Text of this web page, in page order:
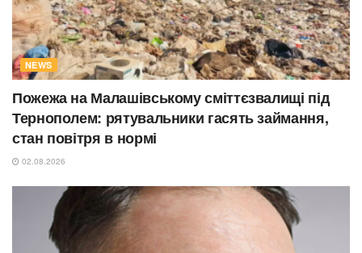
NEWS
Пожежа на Малашівському сміттєзвалищі під
Тернополем: рятувальники гасять займання,
стан повітря в нормі
02.08.2026